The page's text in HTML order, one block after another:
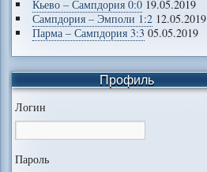
Кьево – Сампдория 0:0 19.05.2019
Сампдория – Эмполи 1:2 12.05.2019
Парма – Сампдория 3:3 05.05.2019
Профиль
Логин
Пароль